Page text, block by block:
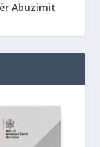
Abuzimit